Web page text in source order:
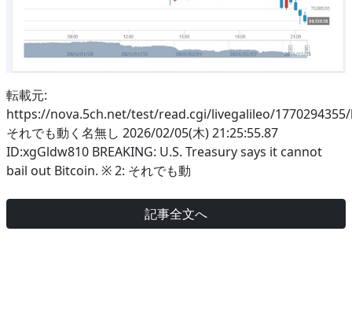
転載元:
https://nova.5ch.net/test/read.cgi/livegalileo/
それでも動く名無し 2026/02/05(木) 21:25:55.87
ID:xgGldw810 BREAKING: U.S. Treasury says it cannot
bail out Bitcoin. ※ 2: それでも動
記事全文へ